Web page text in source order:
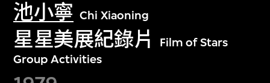
池小寧 Chi Xiaoning
星星美展紀錄片
Film of Stars
Group Activities